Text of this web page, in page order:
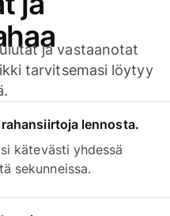
ja vastaanotat
tarvitsemasi löytyy
lennosta.
kätevästi yhdessä
sekunneissa.